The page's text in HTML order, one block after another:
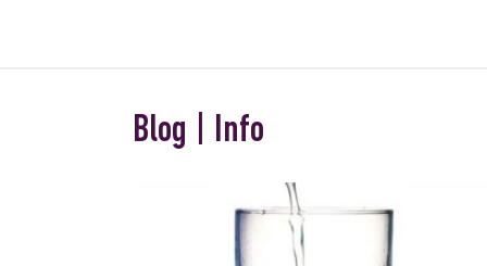
Blog | Info